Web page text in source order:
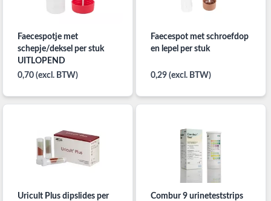
Faecespotje met
schepje/deksel per stuk
UITLOPEND
0,70 (excl. BTW)
Faecespot met schroefdop
en lepel per stuk
0,29 (excl. BTW)
Uricult Plus dipslides per
Combur 9 urineteststrips